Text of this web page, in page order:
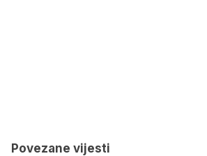
Povezane vijesti